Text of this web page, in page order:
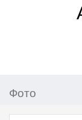
Фото